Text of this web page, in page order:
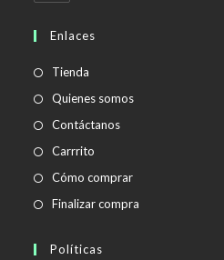
Enlaces
Tienda
Quienes somos
Contáctanos
Carrrito
Cómo comprar
Finalizar compra
Políticas